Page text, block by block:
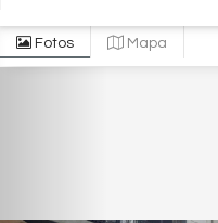
Fotos Mapa